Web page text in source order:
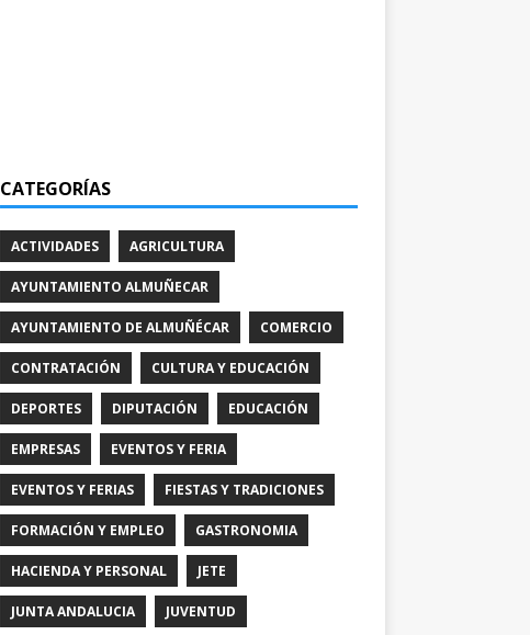
CATEGORÍAS
ACTIVIDADES AGRICULTURA
AYUNTAMIENTO ALMUÑECAR
AYUNTAMIENTO DE ALMUÑÉCAR COMERCIO
CONTRATACIÓN CULTURA Y EDUCACIÓN
DEPORTES DIPUTACIÓN EDUCACIÓN
EMPRESAS EVENTOS Y FERIA
EVENTOS Y FERIAS FIESTAS Y TRADICIONES
FORMACIÓN Y EMPLEO GASTRONOMIA
HACIENDA Y PERSONAL JETE
JUNTA ANDALUCIA JUVENTUD